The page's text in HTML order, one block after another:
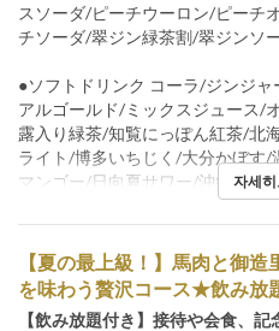
スソーダ/ピーチウーロン/ピーチ
チソーダ/翠ジン緑茶割/翠ジンソ
●ソフトドリンク コーラ/ジンジ
アルゴールド/ミックスジュース/
露入り緑茶/知覧にっぽん紅茶/北
ライト/博多いちじく/大分かぼす
マンゴー/日向夏サワー/沖縄パイ
자세히
【夏の最上級！】馬肉と御
を味わう贅沢コース★飲み放
【飲み放題付き】接待や会食、